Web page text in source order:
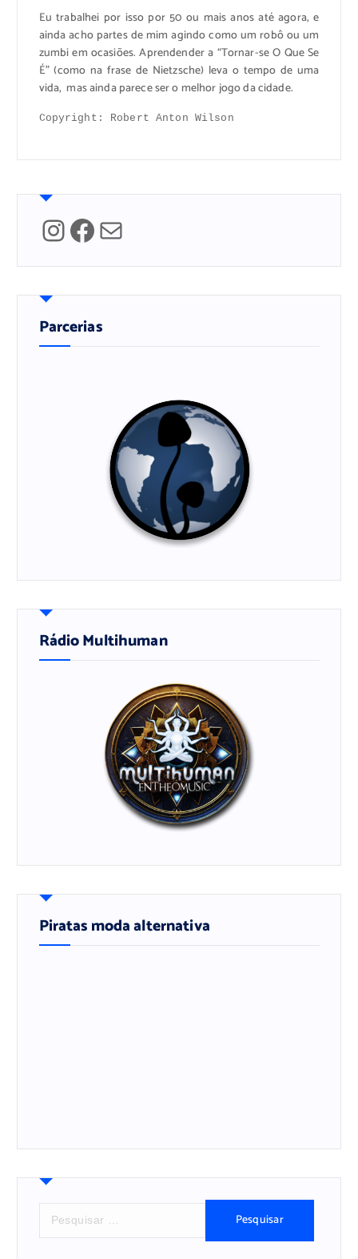
Eu trabalhei por isso por 50 ou mais anos até agora, e
ainda acho partes de mim agindo como um robô ou um
zumbi em ocasiões. Aprendender a “Tornar-se O Que Se
É” (como na frase de Nietzsche) leva o tempo de uma
vida, mas ainda parece ser o melhor jogo da cidade.
Copyright: Robert Anton Wilson
InstagramFacebook Mail
Parcerias
Rádio Multihuman
Piratas moda alternativa